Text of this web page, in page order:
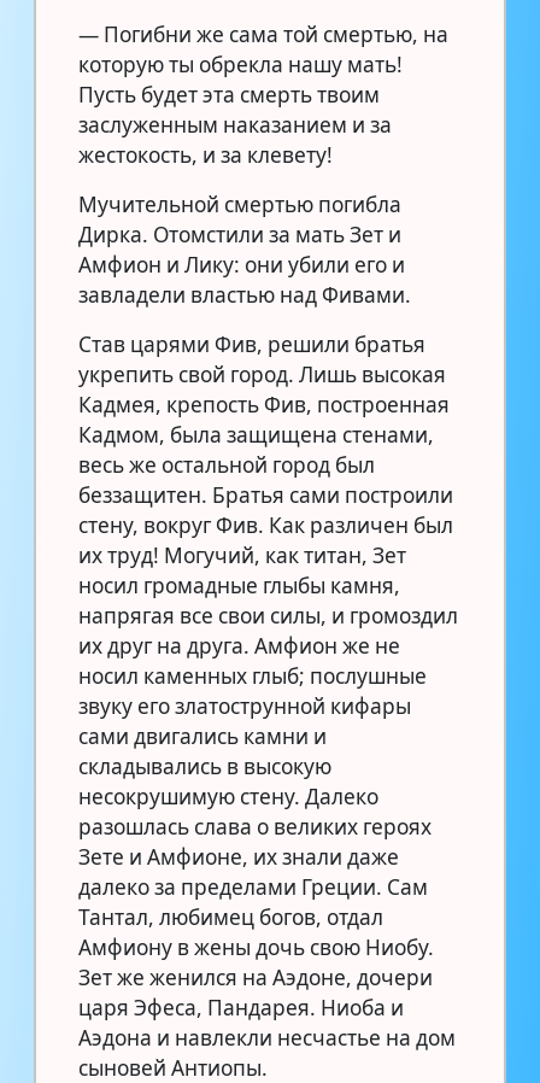
— Погибни же сама той смертью, на
которую ты обрекла нашу мать!
Пусть будет эта смерть твоим
заслуженным наказанием и за
жестокость, и за клевету!
Мучительной смертью погибла
Дирка. Отомстили за мать Зет и
Амфион и Лику: они убили его и
завладели властью над Фивами.
Став царями Фив, решили братья
укрепить свой город. Лишь высокая
Кадмея, крепость Фив, построенная
Кадмом, была защищена стенами,
весь же остальной город был
беззащитен. Братья сами построили
стену, вокруг Фив. Как различен был
их труд! Могучий, как титан, Зет
носил громадные глыбы камня,
напрягая все свои силы, и громоздил
их друг на друга. Амфион же не
носил каменных глыб; послушные
звуку его златострунной кифары
сами двигались камни и
складывались в высокую
несокрушимую стену. Далеко
разошлась слава о великих героях
Зете и Амфионе, их знали даже
далеко за пределами Греции. Сам
Тантал, любимец богов, отдал
Амфиону в жены дочь свою Ниобу.
Зет же женился на Аэдоне, дочери
царя Эфеса, Пандарея. Ниоба и
Аэдона и навлекли несчастье на дом
сыновей Антиопы.